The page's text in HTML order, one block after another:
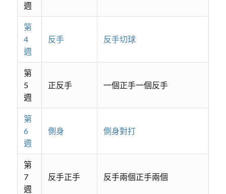
週
第
4
週
反手 反手切球
第
5
週
正反手 一個正手一個反手
第
6
週
側身 側身對打
第
7
週
反手正手 反手兩個正手兩個